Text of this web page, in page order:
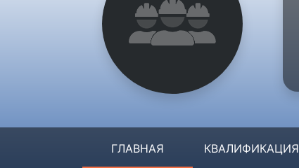
ГЛАВНАЯ КВАЛИФИКАЦИЯ